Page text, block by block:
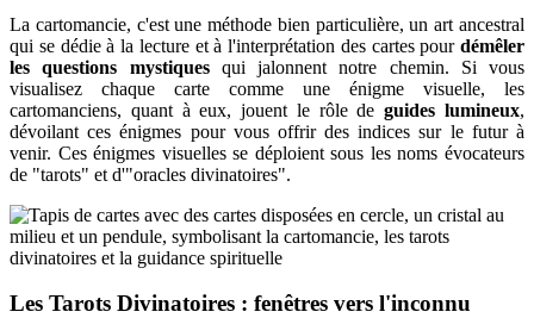
La cartomancie, c'est une méthode bien particulière, un art ancestral
qui se dédie à la lecture et à l'interprétation des cartes pour démêler
les questions mystiquesqui jalonnent notre chemin. Si vous
visualisez chaque carte comme une énigme visuelle, les
cartomanciens, quant à eux, jouent le rôle deguides lumineux,
dévoilant ces énigmes pour vous offrir des indices sur le futur à
venir. Ces énigmes visuelles se déploient sous les noms évocateurs
de "tarots" et d'"oracles divinatoires".
Les Tarots Divinatoires : fenêtres vers l'inconnu